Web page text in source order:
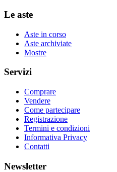
Le aste
Aste in corso
Aste archiviate
Mostre
Servizi
Comprare
Vendere
Come partecipare
Registrazione
Termini e condizioni
Informativa Privacy
Contatti
Newsletter